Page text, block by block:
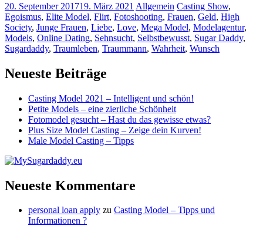
20. September 201719. März 2021 Allgemein Casting Show,
Egoismus, Elite Model, Flirt, Fotoshooting, Frauen, Geld, High
Society, Junge Frauen, Liebe, Love, Mega Model, Modelagentur,
Models, Online Dating, Sehnsucht, Selbstbewusst, Sugar Daddy,
Sugardaddy, Traumleben, Traummann, Wahrheit, Wunsch
Neueste Beiträge
Casting Model 2021 – Intelligent und schön!
Petite Models – eine zierliche Schönheit
Fotomodel gesucht – Hast du das gewisse etwas?
Plus Size Model Casting – Zeige dein Kurven!
Male Model Casting – Tipps
Neueste Kommentare
personal loan apply zu Casting Model – Tipps und
Informationen ?